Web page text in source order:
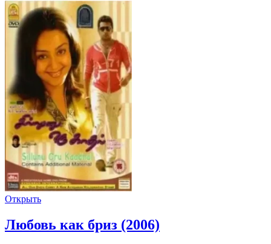
Открыть
Любовь как бриз (2006)